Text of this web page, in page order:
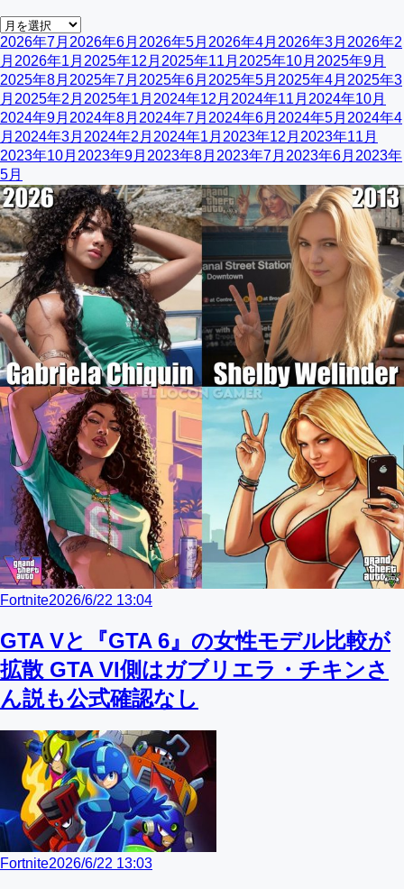
2026年7月 2026年6月 2026年5月 2026年4月 2026年3月 2026年2
月 2026年1月 2025年12月 2025年11月 2025年10月 2025年9月
2025年8月 2025年7月 2025年6月 2025年5月 2025年4月 2025年3
月 2025年2月 2025年1月 2024年12月 2024年11月 2024年10月
2024年9月 2024年8月 2024年7月 2024年6月 2024年5月 2024年4
月 2024年3月 2024年2月 2024年1月 2023年12月 2023年11月
2023年10月 2023年9月 2023年8月 2023年7月 2023年6月 2023年
5月
Fortnite2026/6/22 13:04
GTA Vと『GTA 6』の女性モデル比較が
拡散 GTA VI側はガブリエラ・チキンさ
ん説も公式確認なし
Fortnite2026/6/22 13:03